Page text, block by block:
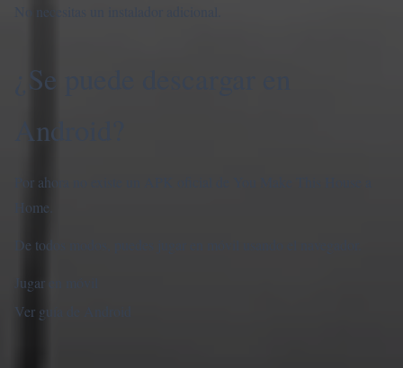
No necesitas un instalador adicional.
¿Se puede descargar en
Android?
Por ahora no existe un APK oficial de You Make This House a
Home.
De todos modos, puedes jugar en móvil usando el navegador.
Jugar en móvil
Ver guía de Android